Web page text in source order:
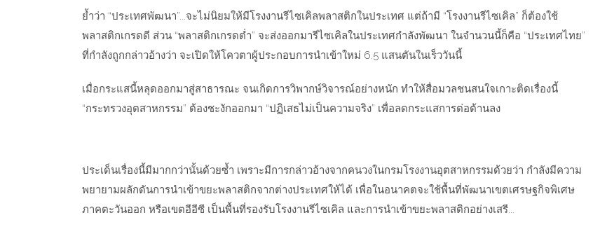
ย้ำว่า “ประเทศพัฒนา”...จะไม่นิยมให้มีโรงงานรีไซเคิลพลาสติกในประเทศ แต่ถ้ามี “โรงงานรีไซเคิล” ก็ต้องใช้
พลาสติกเกรดดี ส่วน “พลาสติกเกรดต่ำ” จะส่งออกมารีไซเคิลในประเทศกำลังพัฒนา ในจำนวนนี้ก็คือ “ประเทศไทย”
ที่กำลังถูกกล่าวอ้างว่า จะเปิดให้โควตาผู้ประกอบการนำเข้าใหม่ 6.5 แสนตันในเร็ววันนี้
เมื่อกระแสนี้หลุดออกมาสู่สาธารณะ จนเกิดการวิพากษ์วิจารณ์อย่างหนัก ทำให้สื่อมวลชนสนใจเกาะติดเรื่องนี้
“กระทรวงอุตสาหกรรม” ต้องชะงักออกมา “ปฏิเสธไม่เป็นความจริง” เพื่อลดกระแสการต่อต้านลง
ประเด็นเรื่องนี้มีมากกว่านั้นด้วยซ้ำ เพราะมีการกล่าวอ้างจากคนวงในกรมโรงงานอุตสาหกรรมด้วยว่า กำลังมีความ
พยายามผลักดันการนำเข้าขยะพลาสติกจากต่างประเทศให้ได้ เพื่อในอนาคตจะใช้พื้นที่พัฒนาเขตเศรษฐกิจพิเศษ
ภาคตะวันออก หรือเขตอีอีซี เป็นพื้นที่รองรับโรงงานรีไซเคิล และการนำเข้าขยะพลาสติกอย่างเสรี...